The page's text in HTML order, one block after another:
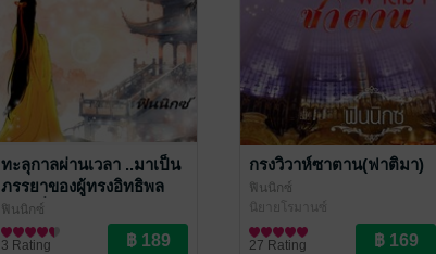
ทะลุกาลผ่านเวลา ..มาเป็น
ภรรยาของผู้ทรงอิทธิพล
แห่งเซี่ยงไฮ้ ยุค80
ฟินนิกซ์
นิยายรักจีนโบราณ
3 Rating
กรงวิวาห์ซาตาน(ฟาติมา)
ฟินนิกซ์
นิยายโรมานซ์
27 Rating